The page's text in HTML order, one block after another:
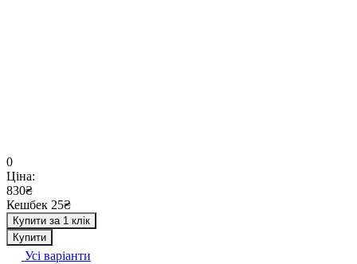
0
Ціна:
830₴
Кешбек 25₴
Купити за 1 клік
Купити
Усі варіанти